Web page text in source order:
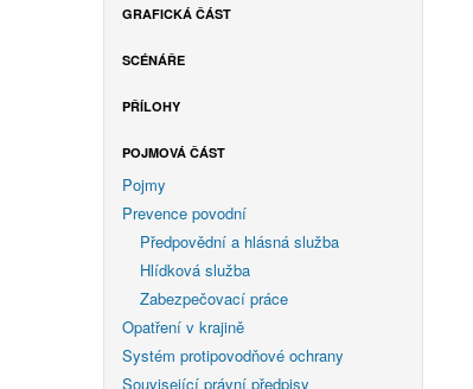
GRAFICKÁ ČÁST
SCÉNÁŘE
PŘÍLOHY
POJMOVÁ ČÁST
Pojmy
Prevence povodní
Předpovědní a hlásná služba
Hlídková služba
Zabezpečovací práce
Opatření v krajině
Systém protipovodňové ochrany
Související právní předpisy